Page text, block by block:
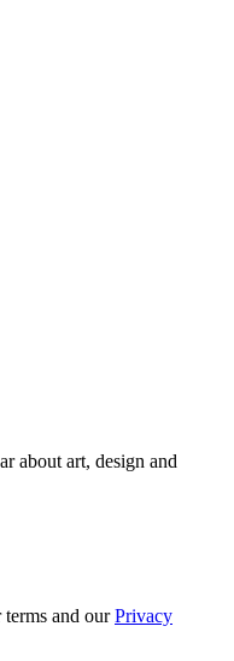
about art, design and
and ourPrivacy